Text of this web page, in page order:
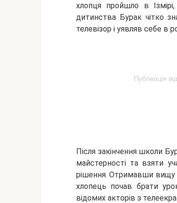
хлопця пройшло в
дитинства Бурак чітко
телевізор і уявляв себе в
Публікація
Після закінчення школи
майстерності та взяти
рішення. Отримавши вищу
хлопець почав брати
відомих акторів з